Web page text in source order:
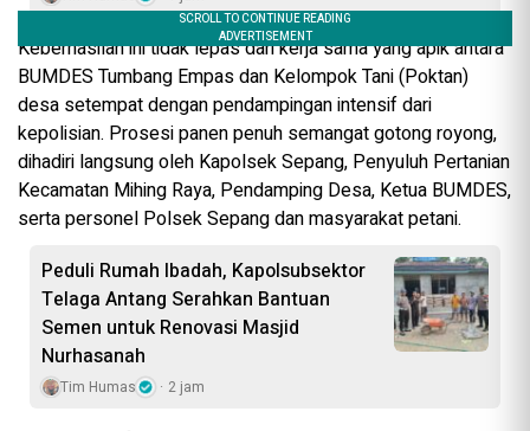
Keberhasilan ini tidak lepas dari kerja sama yang apik antara
BUMDES Tumbang Empas dan Kelompok Tani (Poktan)
desa setempat dengan pendampingan intensif dari
kepolisian. Prosesi panen penuh semangat gotong royong,
dihadiri langsung oleh Kapolsek Sepang, Penyuluh Pertanian
Kecamatan Mihing Raya, Pendamping Desa, Ketua BUMDES,
serta personel Polsek Sepang dan masyarakat petani.
Peduli Rumah Ibadah, Kapolsubsektor
Telaga Antang Serahkan Bantuan
Semen untuk Renovasi Masjid
Nurhasanah
Tim Humas 2 jam